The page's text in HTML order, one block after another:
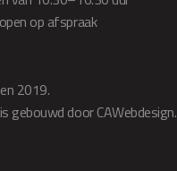
op afspraak
2019.
gebouwd door CAWebdesign.